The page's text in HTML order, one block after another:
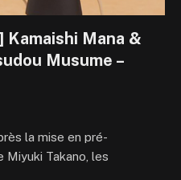
Kamaishi Mana &
Musume –
la mise en pré-
Miyuki Takano, les